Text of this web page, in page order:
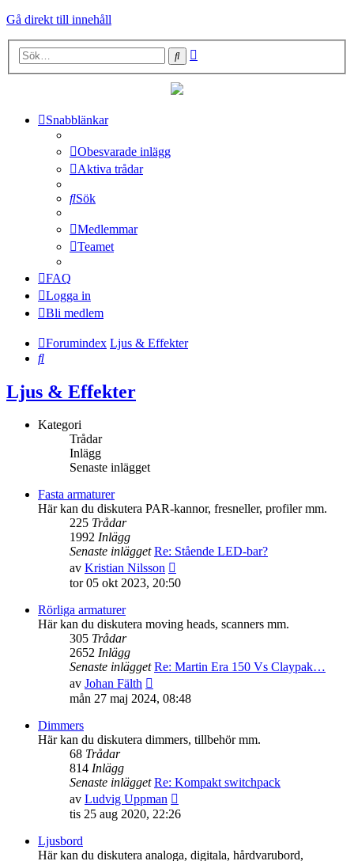
Gå direkt till innehåll
Sök
Snabblänkar
Obesvarade inlägg
Aktiva trådar
Sök
Medlemmar
Teamet
FAQ
Logga in
Bli medlem
Forumindex Ljus & Effekter
Sök
Ljus & Effekter
Kategori
Trådar
Inlägg
Senaste inlägget
Fasta armaturer
Här kan du diskutera PAR-kannor, fresneller, profiler mm.
225 Trådar
1992 Inlägg
Senaste inlägget Re: Stående LED-bar?
av Kristian Nilsson
till
inlägget
tor 05 okt 2023, 20:50
Rörliga armaturer
Här kan du diskutera moving heads, scanners mm.
305 Trådar
2652 Inlägg
Senaste inlägget Re: Martin Era 150 Vs Claypak…
av Johan Fälth
till
det
inlägget
mån 27 maj 2024, 08:48
Dimmers
Här kan du diskutera dimmers, tillbehör mm.
68 Trådar
814 Inlägg
Senaste inlägget Re: Kompakt switchpack
av Ludvig Uppman
till
inlägget
tis 25 aug 2020, 22:26
Ljusbord
Här kan du diskutera analoga, digitala, hårdvarubord,